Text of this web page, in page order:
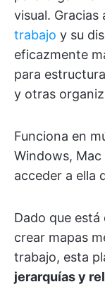
visual. Gracias
trabajo y su
eficazmente
para
y otras
Funciona en
Windows,
acceder a ella
Dado que
crear mapas
trabajo, esta
jerarquías y